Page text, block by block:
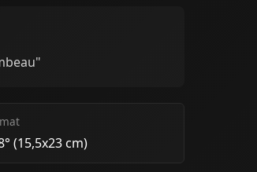
(15,5x23 cm)